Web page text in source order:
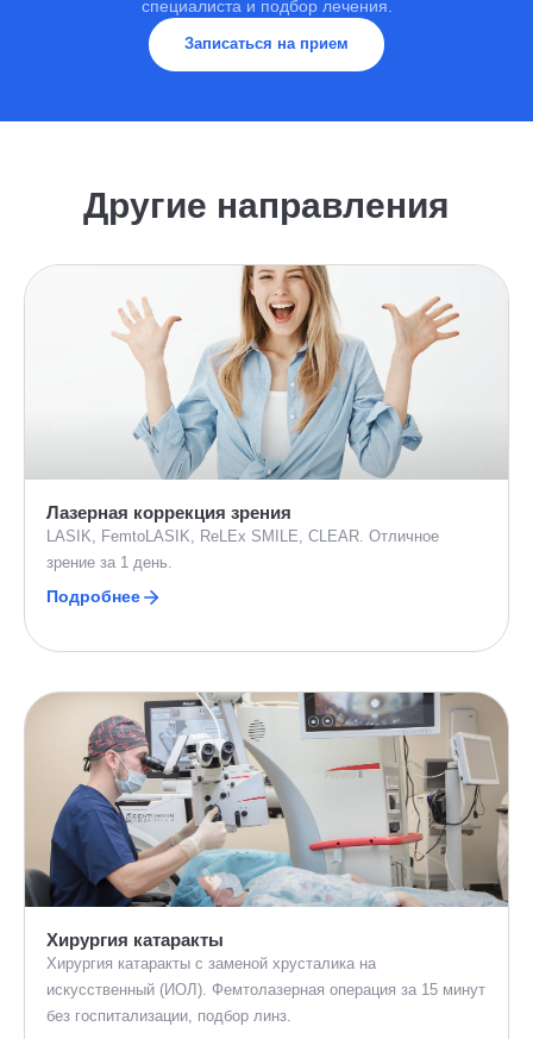
специалиста и подбор лечения.
Записаться на прием
Другие направления
Лазерная коррекция зрения
LASIK, FemtoLASIK, ReLEx SMILE, CLEAR. Отличное
зрение за 1 день.
Подробнее
Хирургия катаракты
Хирургия катаракты с заменой хрусталика на
искусственный (ИОЛ). Фемтолазерная операция за 15 минут
без госпитализации, подбор линз.